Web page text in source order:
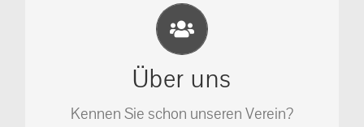
Über uns
Kennen Sie schon unseren Verein?
Eichhörnchen Schutz e.V.
Wir sehen nicht weg, wir retten!